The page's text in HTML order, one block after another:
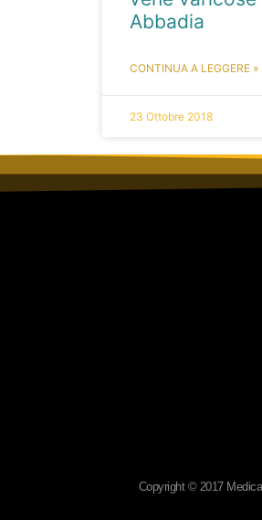
Abbadia
CONTINUA A LEGGERE »
23 Ottobre 2018
Copyright © 2017